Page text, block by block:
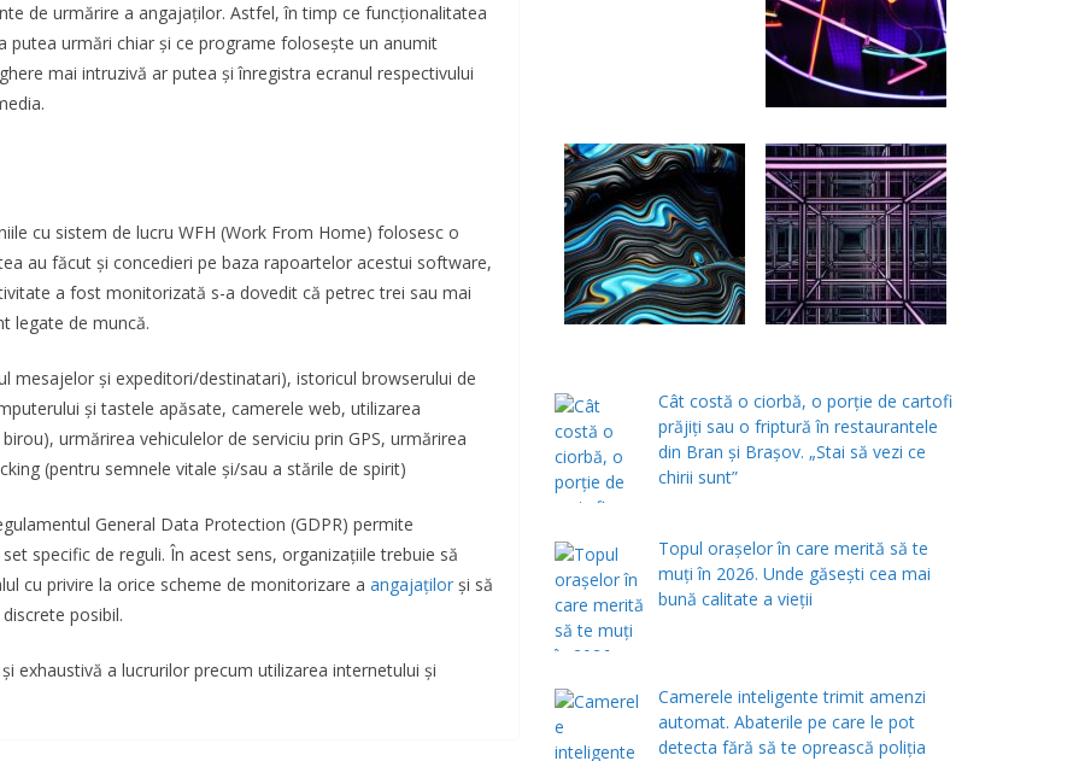
de urmărire a angajaţilor. Astfel, în timp ce funcţionalitatea
putea urmări chiar şi ce programe foloseşte un anumit
mai intruzivă ar putea şi înregistra ecranul respectivului
cu sistem de lucru WFH (Work From Home) folosesc o
au făcut şi concedieri pe baza rapoartelor acestui software,
a fost monitorizată s-a dovedit că petrec trei sau mai
legate de muncă.
mesajelor şi expeditori/destinatari), istoricul browserului de
şi tastele apăsate, camerele web, utilizarea
urmărirea vehiculelor de serviciu prin GPS, urmărirea
(pentru semnele vitale şi/sau a stările de spirit)
General Data Protection (GDPR) permite
specific de reguli. În acest sens, organizaţiile trebuie să
cu privire la orice scheme de monitorizare a angajaţilor şi să
posibil.
exhaustivă a lucrurilor precum utilizarea internetului şi
Cât costă o ciorbă, o porţie de cartofi
prăjiţi sau o friptură în restaurantele
din Bran şi Braşov. „Stai să vezi ce
chirii sunt”
Topul orașelor în care merită să te
muți în 2026. Unde găsești cea mai
bună calitate a vieții
Camerele inteligente trimit amenzi
automat. Abaterile pe care le pot
detecta fără să te oprească poliția